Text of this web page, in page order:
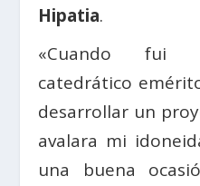
Hipatia.
«Cuando fui
catedrático
desarrollar un
avalara mi
una buena